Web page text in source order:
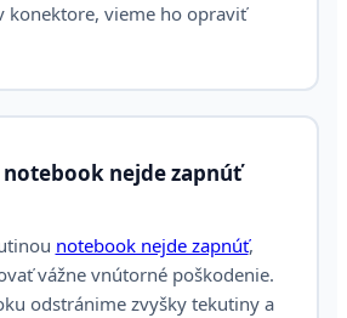
konektore, vieme ho opraviť
nejde zapnúť
notebook nejde zapnúť,
vážne vnútorné poškodenie.
odstránime zvyšky tekutiny a